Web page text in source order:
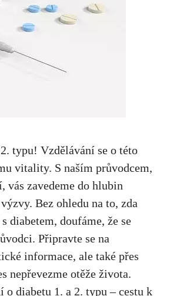
typu! Vzdělávání se o této
vitality. S⁣ naším​ průvodcem,
zavedeme do ‌hlubin
Bez⁤ ohledu na to, ‍zda
​diabetem, ⁢doufáme,⁣ že se
Připravte se na‌
informace, ale⁣ také ⁣přes
nepřevezme​ otěže⁢ života.
diabetu 1. a 2. typu – cestu ⁣k